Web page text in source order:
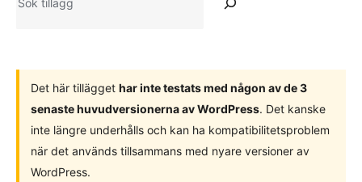
tillägg
Det här tillägget har inte testats med någon av de 3
senaste huvudversionerna av WordPress. Det kanske
inte längre underhålls och kan ha kompatibilitetsproblem
när det används tillsammans med nyare versioner av
WordPress.